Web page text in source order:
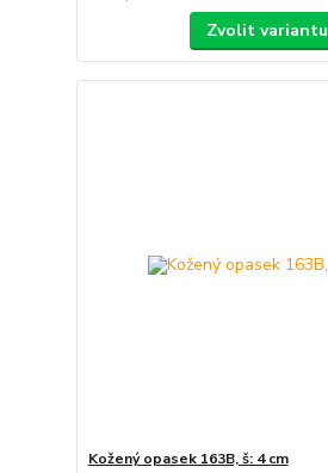
Zvolit variantu
Kožený opasek 163B, š: 4 cm